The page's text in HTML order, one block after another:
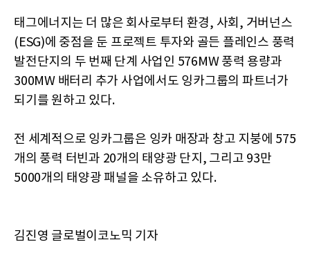
태그에너지는 더 많은 회사로부터 환경, 사회, 거버넌스
(ESG)에 중점을 둔 프로젝트 투자와 골든 플레인스 풍력
발전단지의 두 번째 단계 사업인 576MW 풍력 용량과
300MW 배터리 추가 사업에서도 잉카그룹의 파트너가
되기를 원하고 있다.
전 세계적으로 잉카그룹은 잉카 매장과 창고 지붕에 575
개의 풍력 터빈과 20개의 태양광 단지, 그리고 93만
5000개의 태양광 패널을 소유하고 있다.
김진영 글로벌이코노믹 기자